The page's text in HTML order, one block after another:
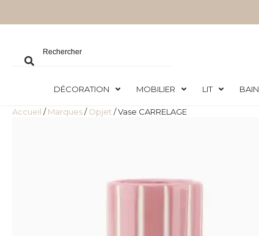
DÉCORATION MOBILIER LIT BAIN
Accueil /Marques/Opjet / Vase CARRELAGE